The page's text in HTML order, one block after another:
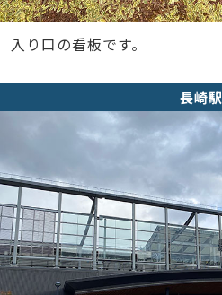
入り口の看板です。
長崎駅